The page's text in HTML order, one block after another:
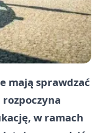
mają sprawdzać
w ramach